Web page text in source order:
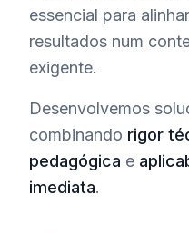
essencial para
resultados num
exigente.
Desenvolvemos
combinando rigor
pedagógica e
imediata.